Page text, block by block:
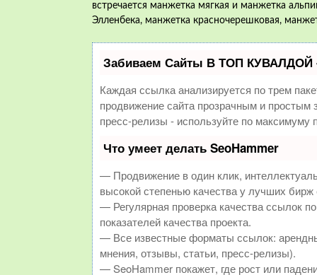
встречается манжетка мягкая и манжетка
Элленбека, манжетка красночерешковая,
Забиваем Сайты В ТОП КУВАЛДОЙ
Каждая ссылка анализируется по трем
продвижение сайта прозрачным и
пресс-релизы - используйте по
Что умеет делать SeoHammer
— Продвижение в один клик,
высокой степенью качества у лучших
— Регулярная проверка качества ссылок
показателей качества проекта.
— Все известные форматы ссылок:
мнения, отзывы, статьи, пресс-релизы).
— SeoHammer покажет, где рост или